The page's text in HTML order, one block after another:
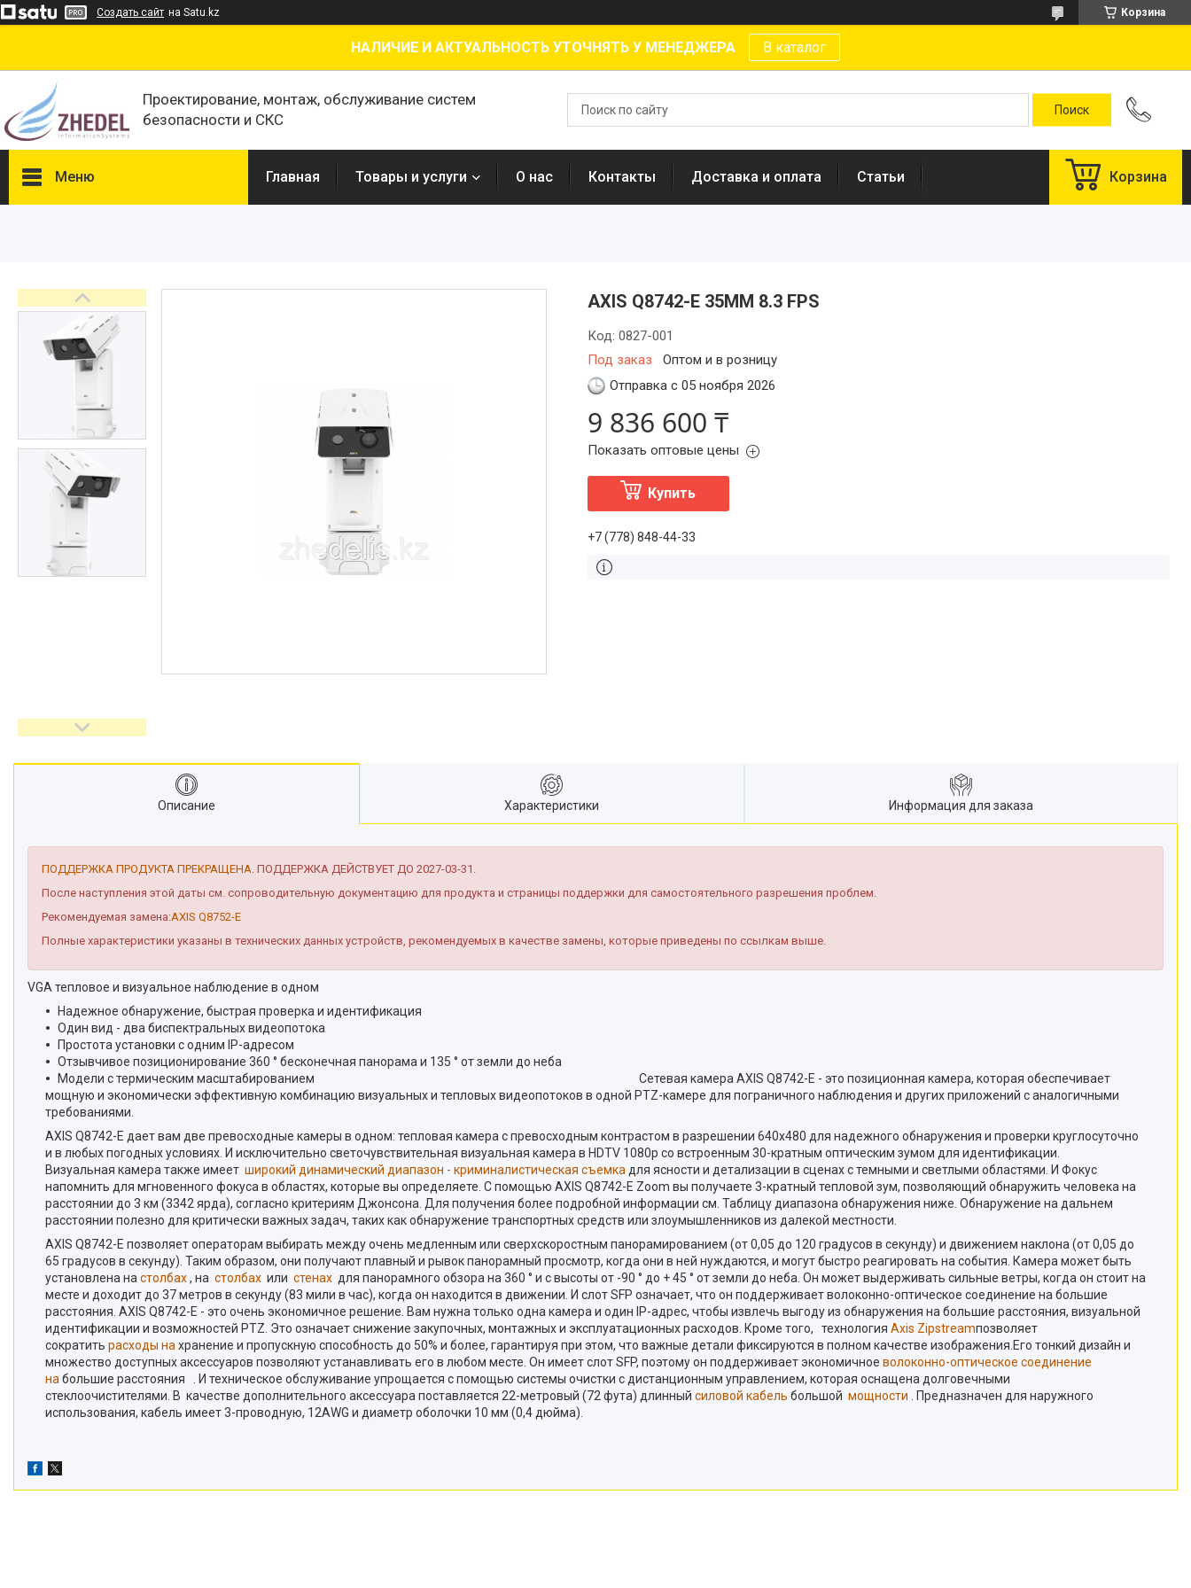
Создать сайт на Satu.kz Корзина
НАЛИЧИЕ И АКТУАЛЬНОСТЬ УТОЧНЯТЬ У МЕНЕДЖЕРА В каталог
Проектирование, монтаж, обслуживание систем
безопасности и СКС
Меню
Сертификаты
Главная Товары и услуги О нас Контакты Доставка и оплата Статьи Корзина
AXIS Q8742-E 35MM 8.3 FPS
Под заказ Оптом и в розницу
Код: 0827-001
Отправка с 05 ноября 2026
9 836 600 ₸
Показать оптовые цены
Купить
+7 (778) 848-44-33
Описание Характеристики Информация для заказа
ПОДДЕРЖКА ПРОДУКТА ПРЕКРАЩЕНА. ПОДДЕРЖКА ДЕЙСТВУЕТ ДО 2027-03-31.
После наступления этой даты см. сопроводительную документацию для продукта и страницы поддержки для самостоятельного разрешения проблем.
Рекомендуемая замена:AXIS Q8752-E
Полные характеристики указаны в технических данных устройств, рекомендуемых в качестве замены, которые приведены по ссылкам выше.
VGA тепловое и визуальное наблюдение в одном
Надежное обнаружение, быстрая проверка и идентификация
Один вид - два биспектральных видеопотока
Простота установки с одним IP-адресом
Отзывчивое позиционирование 360 ° бесконечная панорама и 135 ° от земли до неба
Модели с термическим масштабированием Сетевая камера AXIS Q8742-E - это позиционная камера, которая обеспечивает
мощную и экономически эффективную комбинацию визуальных и тепловых видеопотоков в одной PTZ-камере для пограничного наблюдения и других приложений с аналогичными
требованиями.
AXIS Q8742-E дает вам две превосходные камеры в одном: тепловая камера с превосходным контрастом в разрешении 640x480 для надежного обнаружения и проверки круглосуточно
и в любых погодных условиях. И исключительно светочувствительная визуальная камера в HDTV 1080p со встроенным 30-кратным оптическим зумом для идентификации.
Визуальная камера также имеет широкий динамический диапазон - криминалистическая съемка для ясности и детализации в сценах с темными и светлыми областями. И Фокус
напомнить для мгновенного фокуса в областях, которые вы определяете. С помощью AXIS Q8742-E Zoom вы получаете 3-кратный тепловой зум, позволяющий обнаружить человека на
расстоянии до 3 км (3342 ярда), согласно критериям Джонсона. Для получения более подробной информации см. Таблицу диапазона обнаружения ниже. Обнаружение на дальнем
расстоянии полезно для критически важных задач, таких как обнаружение транспортных средств или злоумышленников из далекой местности.
AXIS Q8742-E позволяет операторам выбирать между очень медленным или сверхскоростным панорамированием (от 0,05 до 120 градусов в секунду) и движением наклона (от 0,05 до
65 градусов в секунду). Таким образом, они получают плавный и рывок панорамный просмотр, когда они в ней нуждаются, и могут быстро реагировать на события. Камера может быть
установлена на столбах, на столбах или стенах для панорамного обзора на 360 ° и с высоты от -90 ° до + 45 ° от земли до неба. Он может выдерживать сильные ветры, когда он стоит на
месте и доходит до 37 метров в секунду (83 мили в час), когда он находится в движении. И слот SFP означает, что он поддерживает волоконно-оптическое соединение на большие
расстояния. AXIS Q8742-E - это очень экономичное решение. Вам нужна только одна камера и один IP-адрес, чтобы извлечь выгоду из обнаружения на большие расстояния, визуальной
идентификации и возможностей PTZ. Это означает снижение закупочных, монтажных и эксплуатационных расходов. Кроме того, технология Axis Zipstreamпозволяет
сократить расходы на хранение и пропускную способность до 50% и более, гарантируя при этом, что важные детали фиксируются в полном качестве изображения.Его тонкий дизайн и
множество доступных аксессуаров позволяют устанавливать его в любом месте. Он имеет слот SFP, поэтому он поддерживает экономичное волоконно-оптическое соединение
на большие расстояния . И техническое обслуживание упрощается с помощью системы очистки с дистанционным управлением, которая оснащена долговечными
стеклоочистителями. В качестве дополнительного аксессуара поставляется 22-метровый (72 фута) длинный силовой кабель большой мощности . Предназначен для наружного
использования, кабель имеет 3-проводную, 12AWG и диаметр оболочки 10 мм (0,4 дюйма).